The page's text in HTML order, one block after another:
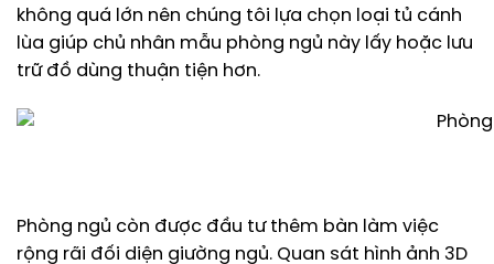
không quá lớn nên chúng tôi lựa chọn loại tủ cánh
lùa giúp chủ nhân mẫu phòng ngủ này lấy hoặc lưu
trữ đồ dùng thuận tiện hơn.
Phòng ngủ còn được đầu tư thêm bàn làm việc
rộng rãi đối diện giường ngủ. Quan sát hình ảnh 3D